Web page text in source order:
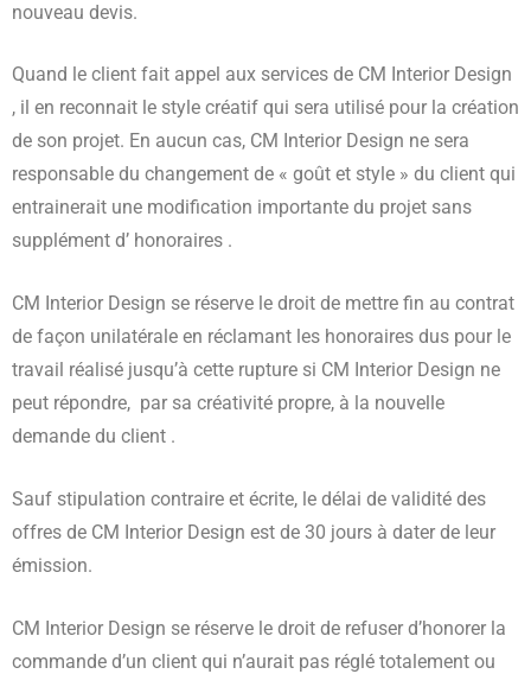
nouveau devis.
Quand le client fait appel aux services de CM Interior Design
, il en reconnait le style créatif qui sera utilisé pour la création
de son projet. En aucun cas, CM Interior Design ne sera
responsable du changement de « goût et style » du client qui
entrainerait une modification importante du projet sans
supplément d’ honoraires .
CM Interior Design se réserve le droit de mettre fin au contrat
de façon unilatérale en réclamant les honoraires dus pour le
travail réalisé jusqu’à cette rupture si CM Interior Design ne
peut répondre, par sa créativité propre, à la nouvelle
demande du client .
Sauf stipulation contraire et écrite, le délai de validité des
offres de CM Interior Design est de 30 jours à dater de leur
émission.
CM Interior Design se réserve le droit de refuser d’honorer la
commande d’un client qui n’aurait pas réglé totalement ou